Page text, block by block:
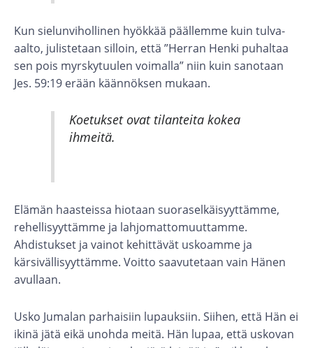
Kun sielunvihollinen hyökkää päällemme kuin tulva-
aalto, julistetaan silloin, että ”Herran Henki puhaltaa
sen pois myrskytuulen voimalla” niin kuin sanotaan
Jes. 59:19 erään käännöksen mukaan.
Koetukset ovat tilanteita kokea
ihmeitä.
Elämän haasteissa hiotaan suoraselkäisyyttämme,
rehellisyyttämme ja lahjomattomuuttamme.
Ahdistukset ja vainot kehittävät uskoamme ja
kärsivällisyyttämme. Voitto saavutetaan vain Hänen
avullaan.
Usko Jumalan parhaisiin lupauksiin. Siihen, että Hän ei
ikinä jätä eikä unohda meitä. Hän lupaa, että uskovan